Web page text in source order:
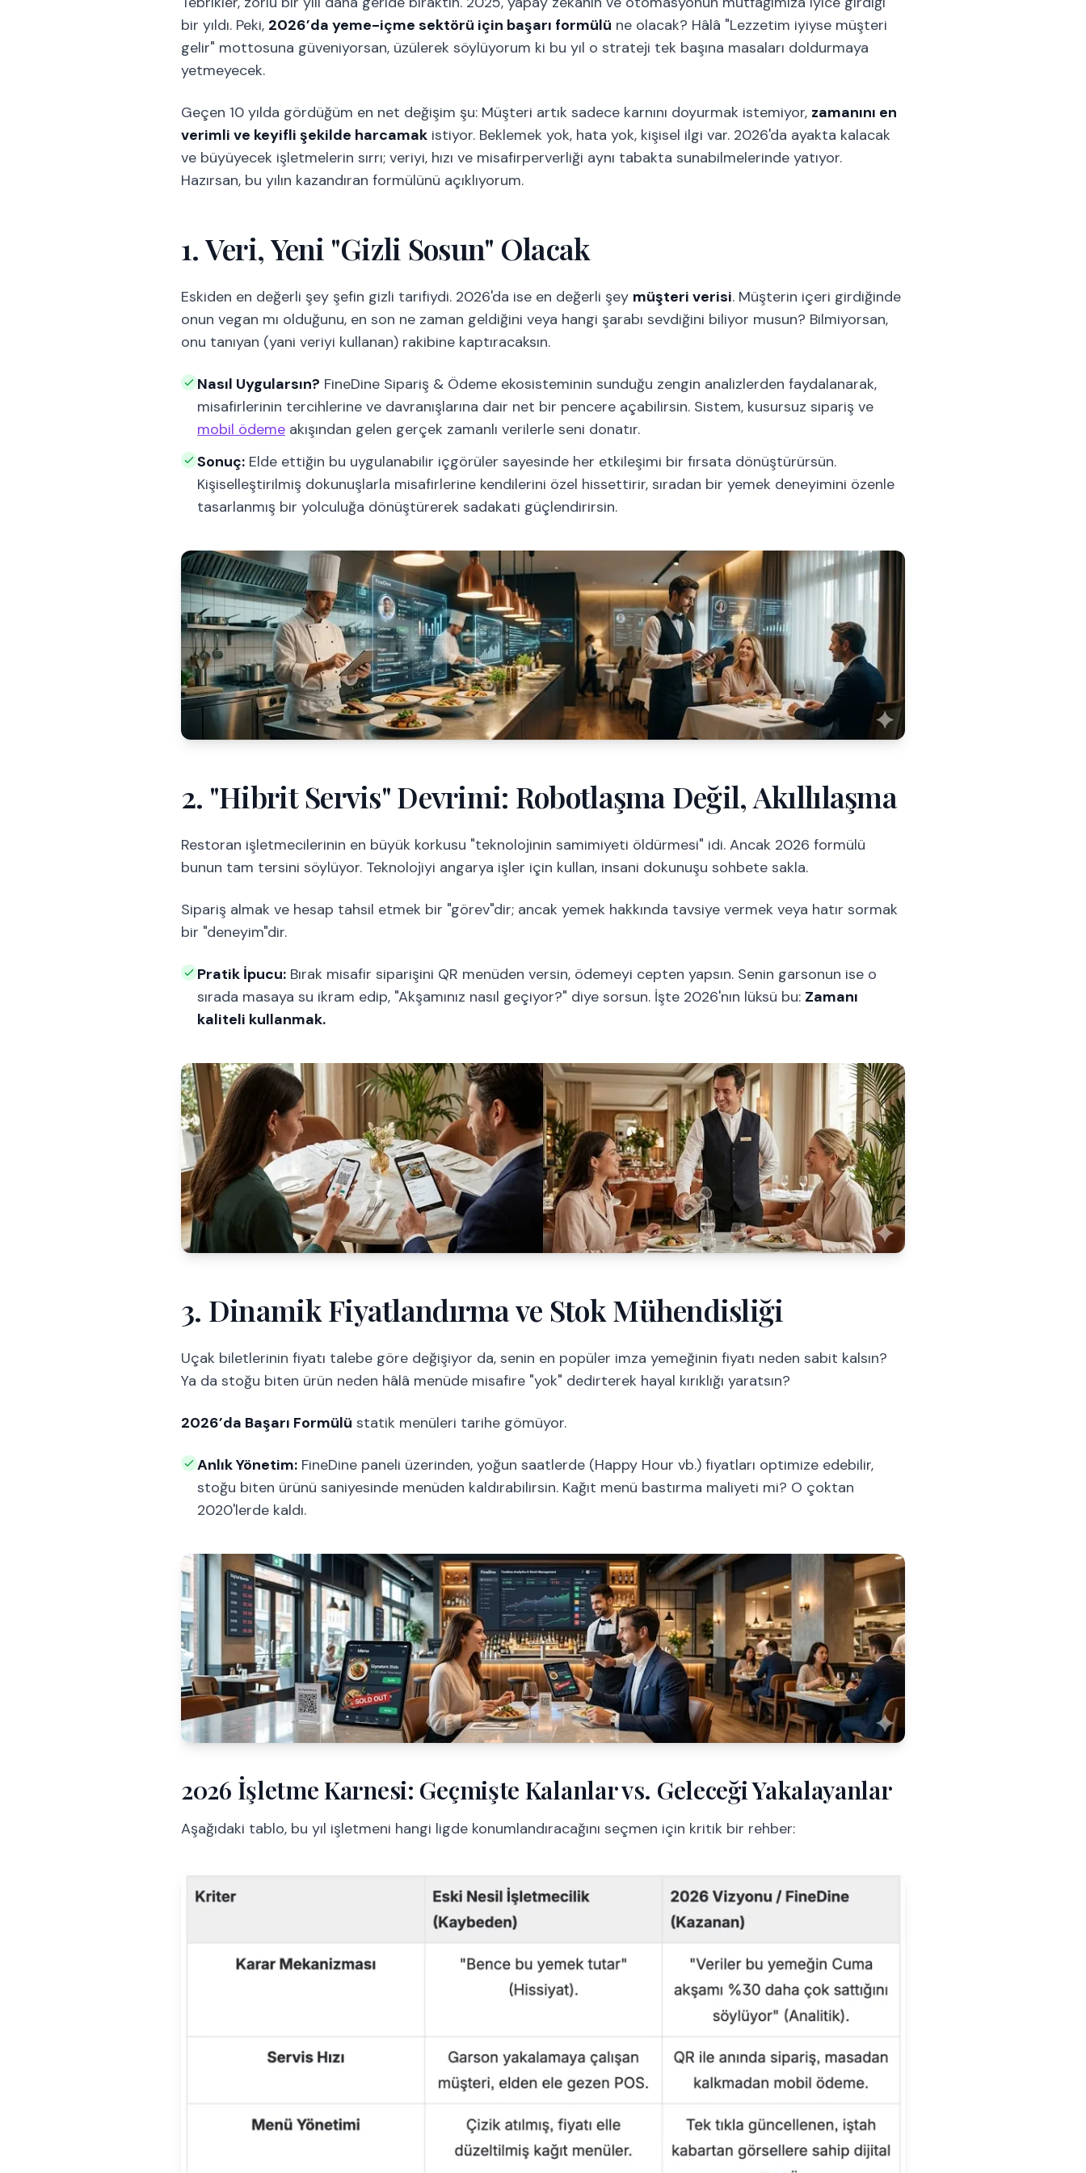
bir yıldı. Peki, 2026’da yeme-içme sektörü için başarı formülü ne olacak? Hâlâ "Lezzetim iyiyse müşteri
gelir" mottosuna güveniyorsan, üzülerek söylüyorum ki bu yıl o strateji tek başına masaları doldurmaya
yetmeyecek.
Geçen 10 yılda gördüğüm en net değişim şu: Müşteri artık sadece karnını doyurmak istemiyor, zamanını en
verimli ve keyifli şekilde harcamak istiyor. Beklemek yok, hata yok, kişisel ilgi var. 2026'da ayakta kalacak
ve büyüyecek işletmelerin sırrı; veriyi, hızı ve misafirperverliği aynı tabakta sunabilmelerinde yatıyor.
Hazırsan, bu yılın kazandıran formülünü açıklıyorum.
1. Veri, Yeni "Gizli Sosun" Olacak
Eskiden en değerli şey şefin gizli tarifiydi. 2026'da ise en değerli şey müşteri verisi. Müşterin içeri girdiğinde
onun vegan mı olduğunu, en son ne zaman geldiğini veya hangi şarabı sevdiğini biliyor musun? Bilmiyorsan,
onu tanıyan (yani veriyi kullanan) rakibine kaptıracaksın.
Nasıl Uygularsın? FineDine Sipariş & Ödeme ekosisteminin sunduğu zengin analizlerden faydalanarak,
misafirlerinin tercihlerine ve davranışlarına dair net bir pencere açabilirsin. Sistem, kusursuz sipariş ve
mobil ödeme akışından gelen gerçek zamanlı verilerle seni donatır.
Sonuç: Elde ettiğin bu uygulanabilir içgörüler sayesinde her etkileşimi bir fırsata dönüştürürsün.
Kişiselleştirilmiş dokunuşlarla misafirlerine kendilerini özel hissettirir, sıradan bir yemek deneyimini özenle
tasarlanmış bir yolculuğa dönüştürerek sadakati güçlendirirsin.
2. "Hibrit Servis" Devrimi: Robotlaşma Değil, Akıllılaşma
Restoran işletmecilerinin en büyük korkusu "teknolojinin samimiyeti öldürmesi" idi. Ancak 2026 formülü
bunun tam tersini söylüyor. Teknolojiyi angarya işler için kullan, insani dokunuşu sohbete sakla.
Sipariş almak ve hesap tahsil etmek bir "görev"dir; ancak yemek hakkında tavsiye vermek veya hatır sormak
bir "deneyim"dir.
Pratik İpucu: Bırak misafir siparişini QR menüden versin, ödemeyi cepten yapsın. Senin garsonun ise o
sırada masaya su ikram edip, "Akşamınız nasıl geçiyor?" diye sorsun. İşte 2026'nın lüksü bu: Zamanı
kaliteli kullanmak.
3. Dinamik Fiyatlandırma ve Stok Mühendisliği
Uçak biletlerinin fiyatı talebe göre değişiyor da, senin en popüler imza yemeğinin fiyatı neden sabit kalsın?
Ya da stoğu biten ürün neden hâlâ menüde misafire "yok" dedirterek hayal kırıklığı yaratsın?
2026’da Başarı Formülü statik menüleri tarihe gömüyor.
Anlık Yönetim: FineDine paneli üzerinden, yoğun saatlerde (Happy Hour vb.) fiyatları optimize edebilir,
stoğu biten ürünü saniyesinde menüden kaldırabilirsin. Kağıt menü bastırma maliyeti mi? O çoktan
2020'lerde kaldı.
2026 İşletme Karnesi: Geçmişte Kalanlar vs. Geleceği Yakalayanlar
Aşağıdaki tablo, bu yıl işletmeni hangi ligde konumlandıracağını seçmen için kritik bir rehber: